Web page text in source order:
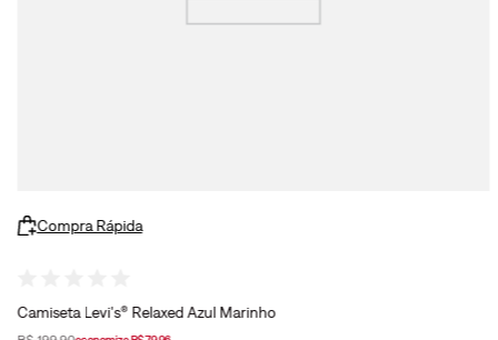
Compra Rápida
Camiseta Levi's® Relaxed Azul Marinho